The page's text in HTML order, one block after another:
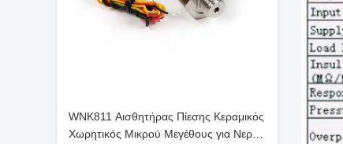
WNK811 Αισθητήρας Πίεσης Κεραμικός
Χωρητικός Μικρού Μεγέθους για Νερό